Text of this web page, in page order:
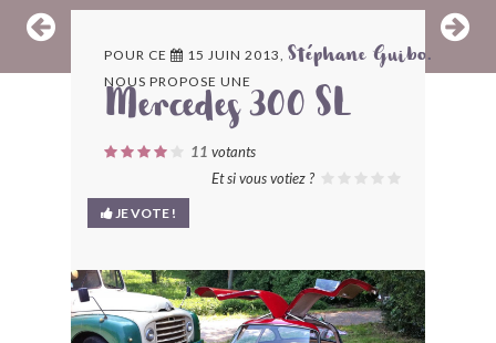
ARCHIVES
LES CONTRIBUTEURS
LE BLOG
BONJOURLAVIEILLE ?
MODÈLES ET MARQUES
POUR CE 15 JUIN 2013, Stéphane Guibo.
NOUS PROPOSE UNE
Mercedes 300 SL
11 votants
Et si vous votiez ?
JE VOTE !